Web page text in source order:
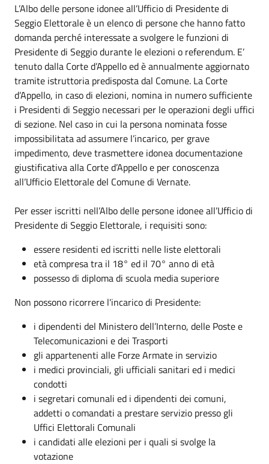
L’Albo delle persone idonee all’Ufficio di Presidente di
Seggio Elettorale è un elenco di persone che hanno fatto
domanda perché interessate a svolgere le funzioni di
Presidente di Seggio durante le elezioni o referendum. E’
tenuto dalla Corte d’Appello ed è annualmente aggiornato
tramite istruttoria predisposta dal Comune. La Corte
d’Appello, in caso di elezioni, nomina in numero sufficiente
i Presidenti di Seggio necessari per le operazioni degli uffici
di sezione. Nel caso in cui la persona nominata fosse
impossibilitata ad assumere l’incarico, per grave
impedimento, deve trasmettere idonea documentazione
giustificativa alla Corte d’Appello e per conoscenza
all’Ufficio Elettorale del Comune di Vernate.
Per esser iscritti nell’Albo delle persone idonee all’Ufficio di
Presidente di Seggio Elettorale, i requisiti sono:
essere residenti ed iscritti nelle liste elettorali
età compresa tra il 18° ed il 70° anno di età
possesso di diploma di scuola media superiore
Non possono ricorrere l'incarico di Presidente:
i dipendenti del Ministero dell’Interno, delle Poste e
Telecomunicazioni e dei Trasporti
gli appartenenti alle Forze Armate in servizio
i medici provinciali, gli ufficiali sanitari ed i medici
condotti
i segretari comunali ed i dipendenti dei comuni,
addetti o comandati a prestare servizio presso gli
Uffici Elettorali Comunali
i candidati alle elezioni per i quali si svolge la
votazione